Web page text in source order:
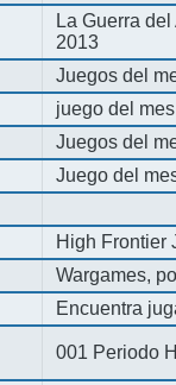
La Guerra
2013
Juegos del
juego del
Juegos del
Juego del
High Frontier
Wargames,
Encuentra
001 Periodo